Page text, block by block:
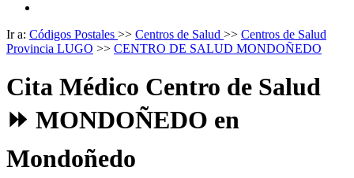
Ir a: Códigos Postales >> Centros de Salud >> Centros de Salud
Provincia LUGO >> CENTRO DE SALUD MONDOÑEDO
Cita Médico Centro de Salud
⏩ MONDOÑEDO en
Mondoñedo